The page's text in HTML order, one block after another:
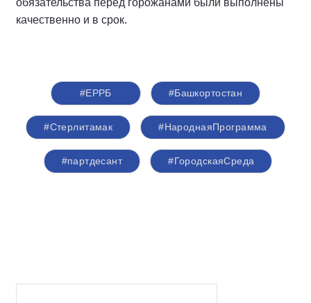
обязательства перед горожанами были выполнены
качественно и в срок.
#ЕРРБ #Башкортостан
#Стерлитамак #НароднаяПрограмма
#партдесант #ГородскаяСреда